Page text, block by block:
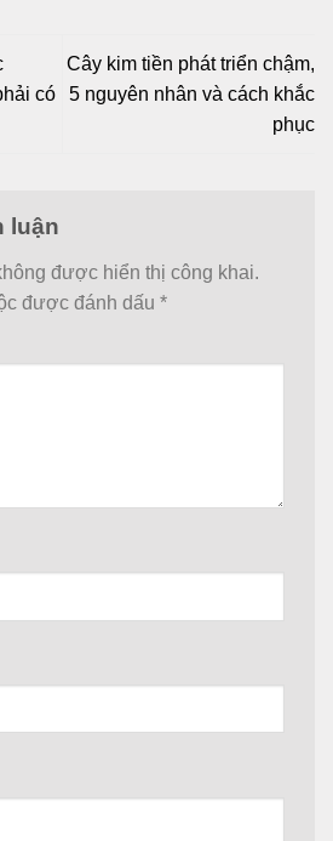
có
Cây kim tiền phát triển chậm,
5 nguyên nhân và cách khắc
phục
luận
được hiển thị công khai.
được đánh dấu *